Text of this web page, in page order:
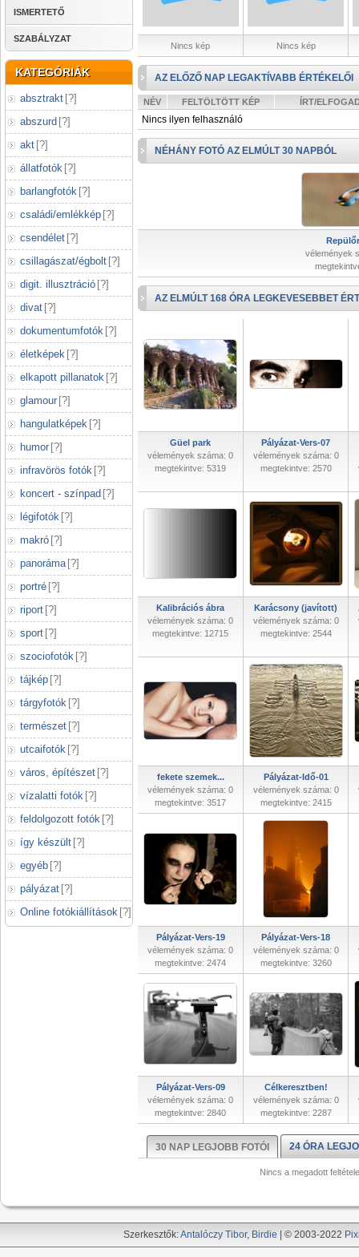
ISMERTETŐ
SZABÁLYZAT
KATEGÓRIÁK
absztrakt [?]
abszurd [?]
akt [?]
állatfotók [?]
barlangfotók [?]
családi/emlékkép [?]
csendélet [?]
csillagászat/égbolt [?]
digit. illusztráció [?]
divat [?]
dokumentumfotók [?]
életképek [?]
elkapott pillanatok [?]
glamour [?]
hangulatképek [?]
humor [?]
infravörös fotók [?]
koncert - színpad [?]
légifotók [?]
makró [?]
panoráma [?]
portré [?]
riport [?]
sport [?]
szociofotók [?]
tájkép [?]
tárgyfotók [?]
természet [?]
utcaifotók [?]
város, építészet [?]
vízalatti fotók [?]
feldolgozott fotók [?]
így készült [?]
egyéb [?]
pályázat [?]
Online fotókiállítások [?]
Nincs kép Nincs kép
AZ ELŐZŐ NAP LEGAKTÍVABB ÉRTÉKELŐI
NÉV FELTÖLTÖTT KÉP ÍRT/
Nincs ilyen felhasználó
NÉHÁNY FOTÓ AZ ELMÚLT 30 NAPBÓL
vélemények
AZ ELMÚLT 168 ÓRA LEGKEVESEBBET
Güel park
vélemények száma: 0
megtekintve: 5319
Pályázat-Vers-07
vélemények száma: 0
megtekintve: 2570
Kalibrációs ábra
vélemények száma: 0
megtekintve: 12715
Karácsony (javított)
vélemények száma: 0
megtekintve: 2544
fekete szemek...
vélemények száma: 0
megtekintve: 3517
Pályázat-Idő-01
vélemények száma: 0
megtekintve: 2415
Pályázat-Vers-19
vélemények száma: 0
megtekintve: 2474
Pályázat-Vers-18
vélemények száma: 0
megtekintve: 3260
Pályázat-Vers-09
vélemények száma: 0
megtekintve: 2840
Célkeresztben!
vélemények száma: 0
megtekintve: 2287
30 NAP LEGJOBB FOTÓI 24 ÓRA
Nincs a megadott
Szerkesztők:Antalóczy Tibor, Birdie | © 2003-2022